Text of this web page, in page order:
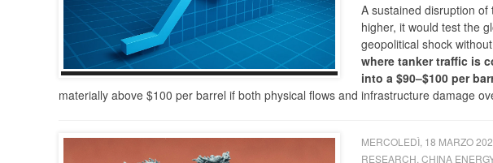
A sustained disruption
higher, it would test the
geopolitical shock
where tanker traffic is
into a $90–$100 per
materially above $100 per barrel if both physical flows and infrastructure damage
MERCOLEDÌ, 18 MARZO
RESEARCH, CHINA